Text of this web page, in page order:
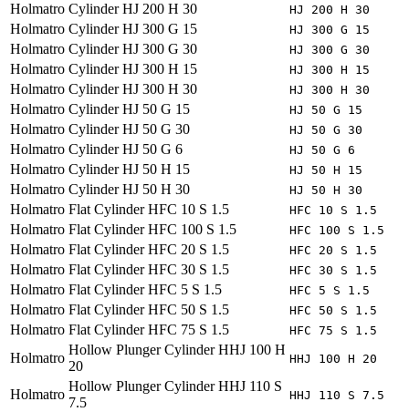
Holmatro Cylinder HJ 200 H 30 HJ 200 H 30
Holmatro Cylinder HJ 300 G 15 HJ 300 G 15
Holmatro Cylinder HJ 300 G 30 HJ 300 G 30
Holmatro Cylinder HJ 300 H 15 HJ 300 H 15
Holmatro Cylinder HJ 300 H 30 HJ 300 H 30
Holmatro Cylinder HJ 50 G 15 HJ 50 G 15
Holmatro Cylinder HJ 50 G 30 HJ 50 G 30
Holmatro Cylinder HJ 50 G 6 HJ 50 G 6
Holmatro Cylinder HJ 50 H 15 HJ 50 H 15
Holmatro Cylinder HJ 50 H 30 HJ 50 H 30
Holmatro Flat Cylinder HFC 10 S 1.5 HFC 10 S 1.5
Holmatro Flat Cylinder HFC 100 S 1.5 HFC 100 S 1.5
Holmatro Flat Cylinder HFC 20 S 1.5 HFC 20 S 1.5
Holmatro Flat Cylinder HFC 30 S 1.5 HFC 30 S 1.5
Holmatro Flat Cylinder HFC 5 S 1.5 HFC 5 S 1.5
Holmatro Flat Cylinder HFC 50 S 1.5 HFC 50 S 1.5
Holmatro Flat Cylinder HFC 75 S 1.5 HFC 75 S 1.5
Holmatro
Hollow Plunger Cylinder HHJ 100 H
20
HHJ 100 H 20
Holmatro
Hollow Plunger Cylinder HHJ 110 S
7.5
HHJ 110 S 7.5